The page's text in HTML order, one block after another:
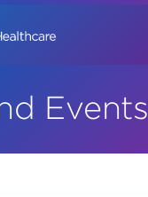
Events